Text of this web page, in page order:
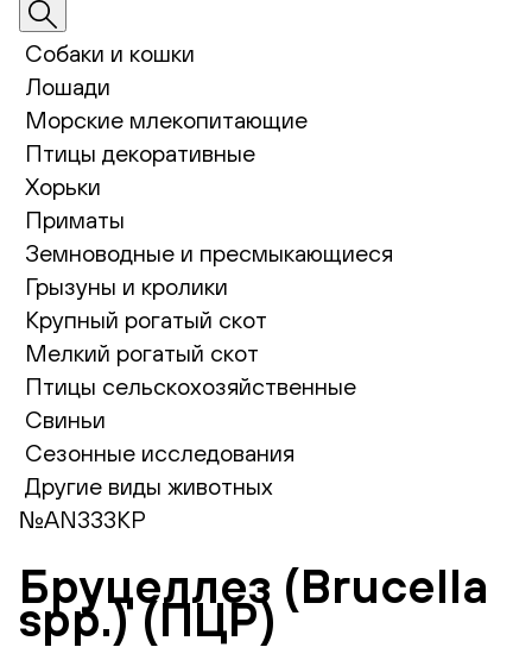
Собаки и кошки
Лошади
Морские млекопитающие
Птицы декоративные
Хорьки
Приматы
Земноводные и пресмыкающиеся
Грызуны и кролики
Крупный рогатый скот
Мелкий рогатый скот
Птицы сельскохозяйственные
Свиньи
Сезонные исследования
Другие виды животных
№AN333КР
Бруцеллез (Brucella
spp.) (ПЦР)